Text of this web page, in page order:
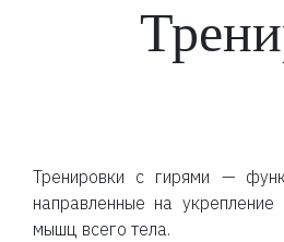
Тренировки с гирями —
направленные на
мышц всего тела.